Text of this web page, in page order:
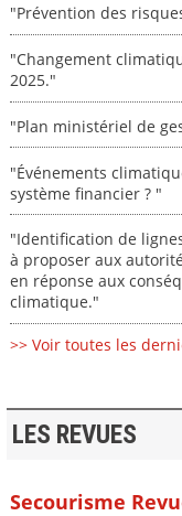
"Prévention des
"Changement
2025."
"Plan ministériel de
"Événements
système financier ? "
"Identification de
à proposer aux
en réponse aux
climatique."
>> Voir toutes les
LES REVUES
Secourisme